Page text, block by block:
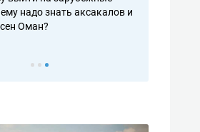
надо знать аксакалов и
Оман?